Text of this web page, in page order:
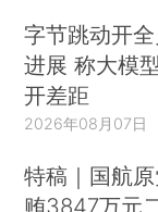
字节跳动开
进展 称大模
开差距
2026年08月07日
特稿｜国航
贿3847万元